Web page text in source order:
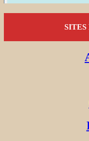
SITES